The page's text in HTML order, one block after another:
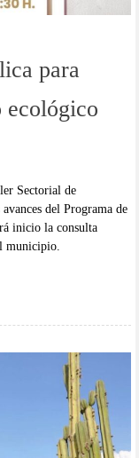
para
ecológico
Sectorial de
del Programa de
inicio la consulta
municipio.